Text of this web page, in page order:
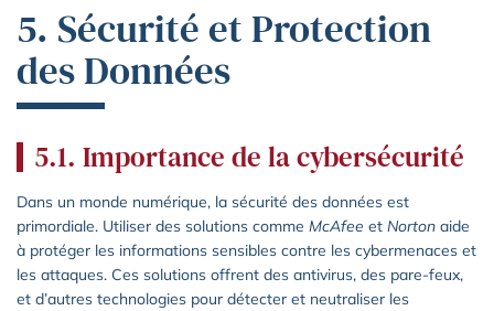
5. Sécurité et Protection
des Données
5.1. Importance de la cybersécurité
Dans un monde numérique, la sécurité des données est
primordiale. Utiliser des solutions comme McAfee et Norton aide
à protéger les informations sensibles contre les cybermenaces et
les attaques. Ces solutions offrent des antivirus, des pare-feux,
et d’autres technologies pour détecter et neutraliser les